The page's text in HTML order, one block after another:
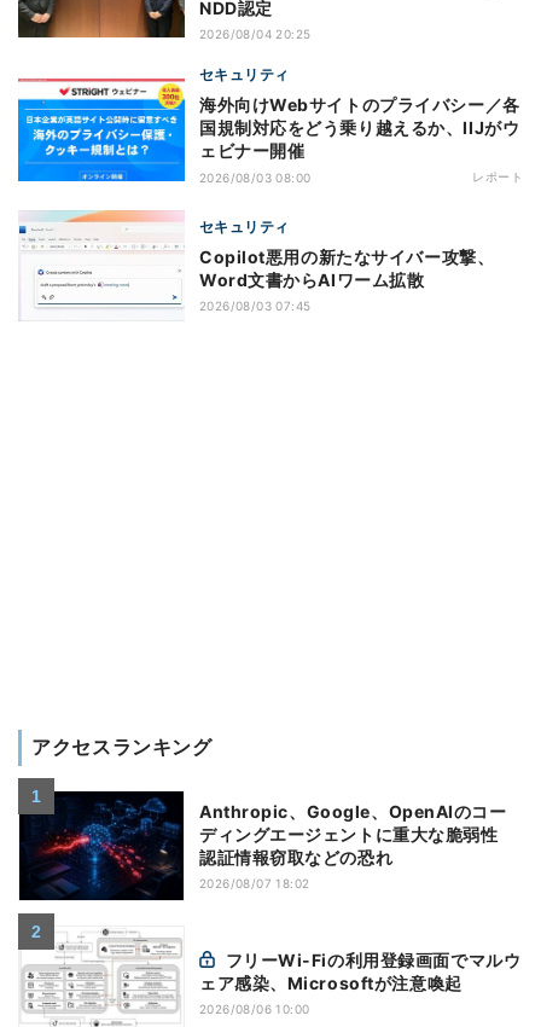
NDD認定
2026/08/04 20:25
セキュリティ
海外向けWebサイトのプライバシー／各
国規制対応をどう乗り越えるか、IIJがウ
ェビナー開催
2026/08/03 08:00 レポート
セキュリティ
Copilot悪用の新たなサイバー攻撃、
Word文書からAIワーム拡散
2026/08/03 07:45
アクセスランキング
Anthropic、Google、OpenAIのコー
ディングエージェントに重大な脆弱性
認証情報窃取などの恐れ
2026/08/07 18:02
ェア感染、Microsoftが注意喚起
2026/08/06 10:00